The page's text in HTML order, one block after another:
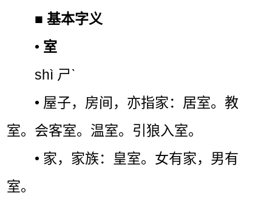
■基本字义
• 室
shì ㄕˋ
• 屋子，房间，亦指家：居室。教
室。会客室。温室。引狼入室。
• 家，家族：皇室。女有家，男有
室。